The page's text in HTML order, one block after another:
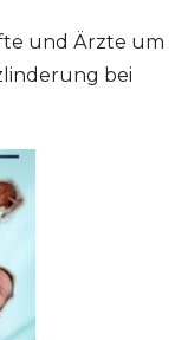
und Ärzte um
bei